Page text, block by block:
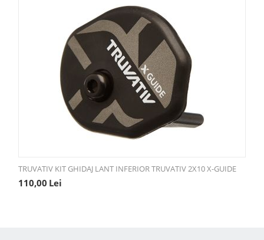
TRUVATIV KIT GHIDAJ LANT INFERIOR TRUVATIV 2X10 X-GUIDE
110,00 Lei